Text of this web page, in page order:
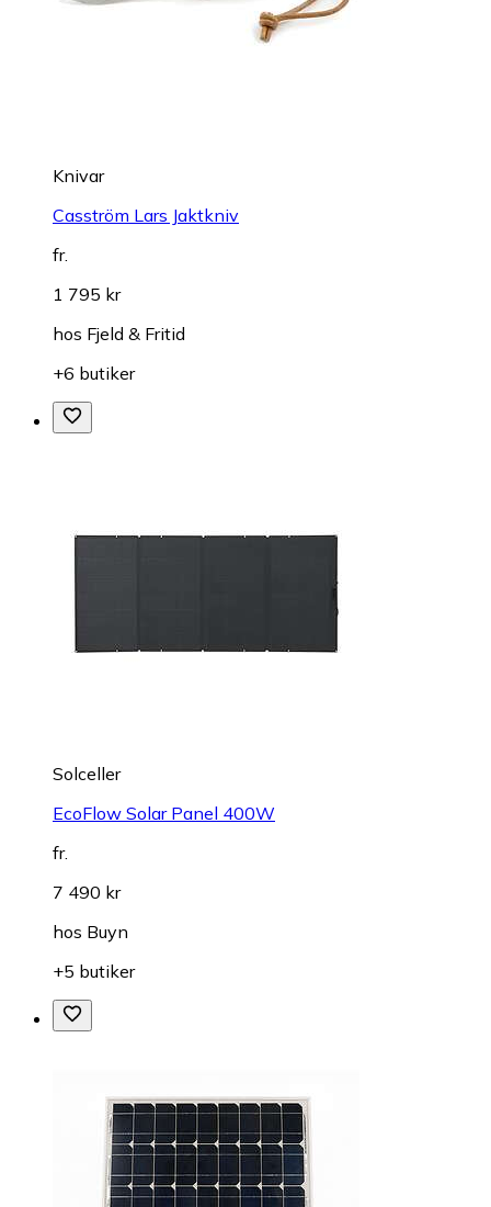
Knivar
Casström Lars Jaktkniv
fr.
1 795 kr
hos Fjeld & Fritid
+6 butiker
Solceller
EcoFlow Solar Panel 400W
fr.
7 490 kr
hos Buyn
+5 butiker